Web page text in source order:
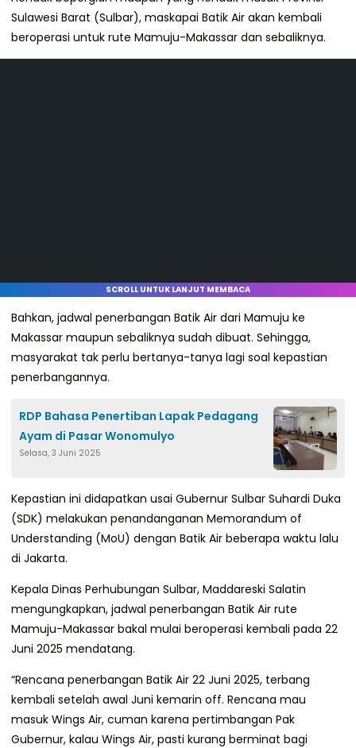
Sulawesi Barat (Sulbar), maskapai Batik Air akan kembali
beroperasi untuk rute Mamuju-Makassar dan sebaliknya.
SCROLL UNTUK LANJUT MEMBACA
Bahkan, jadwal penerbangan Batik Air dari Mamuju ke
Makassar maupun sebaliknya sudah dibuat. Sehingga,
masyarakat tak perlu bertanya-tanya lagi soal kepastian
penerbangannya.
RDP Bahasa Penertiban Lapak Pedagang
Ayam di Pasar Wonomulyo
Selasa, 3 Juni 2025
Kepastian ini didapatkan usai Gubernur Sulbar Suhardi Duka
(SDK) melakukan penandanganan Memorandum of
Understanding (MoU) dengan Batik Air beberapa waktu lalu
di Jakarta.
Kepala Dinas Perhubungan Sulbar, Maddareski Salatin
mengungkapkan, jadwal penerbangan Batik Air rute
Mamuju-Makassar bakal mulai beroperasi kembali pada 22
Juni 2025 mendatang.
“Rencana penerbangan Batik Air 22 Juni 2025, terbang
kembali setelah awal Juni kemarin off. Rencana mau
masuk Wings Air, cuman karena pertimbangan Pak
Gubernur, kalau Wings Air, pasti kurang berminat bagi